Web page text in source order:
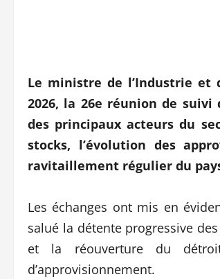
Le ministre de l’Industrie et
2026, la 26e réunion de suivi
des principaux acteurs du
stocks, l’évolution des
ravitaillement régulier du
Les échanges ont mis en
salué la détente progressive
et la réouverture du
d’approvisionnement.